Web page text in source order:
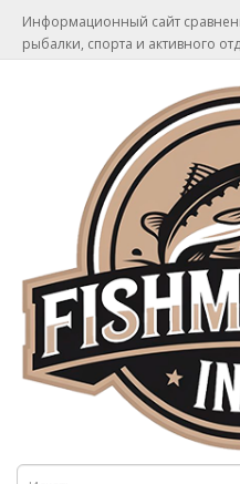
Информационный сайт
рыбалки, спорта и активного